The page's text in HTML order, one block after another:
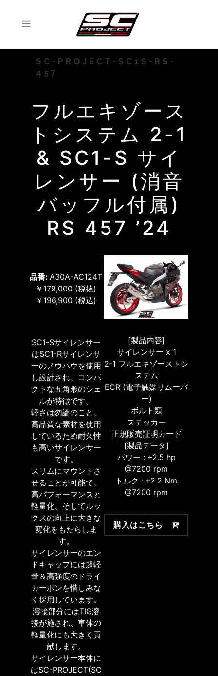
SC-PROJECT-SC1S-RS-
457
フルエキゾース
トシステム 2-1
& SC1-S サイ
レンサー (消音
バッフル付属)
RS 457 ’24
品番: A30A-AC124T
￥179,000 (税抜)
￥196,900 (税込)
SC1-Sサイレンサー
はSC1-Rサイレンサ
ーのノウハウを使用
し設計され、コンパ
クトな五角形のシェ
ルが特徴です。
軽さは勿論のこと、
高品質な素材を使用
しているため耐久性
も高いサイレンサー
です。
スリムにマウントさ
せることが可能で、
高パフォーマンスと
軽量化、そしてルッ
クスの向上に大きな
変化をもたらしま
す。
サイレンサーのエン
ドキャップには超軽
量＆高強度のドライ
カーボンを惜しみな
く採用しています。
溶接部分にはTIG溶
接が施され、車体の
軽量化にも大きく貢
献します。
サイレンサー本体に
はSC-PROJECT(SC
[製品内容]
サイレンサー x 1
2-1 フルエキゾーストシ
ステム
ECR (電子触媒リムーバ
ー)
ボルト類
ステッカー
正規販売証明カード
[製品データ]
パワー : +2.5 hp
@7200 rpm
トルク : +2.2 Nm
@7200 rpm
購入はこちら